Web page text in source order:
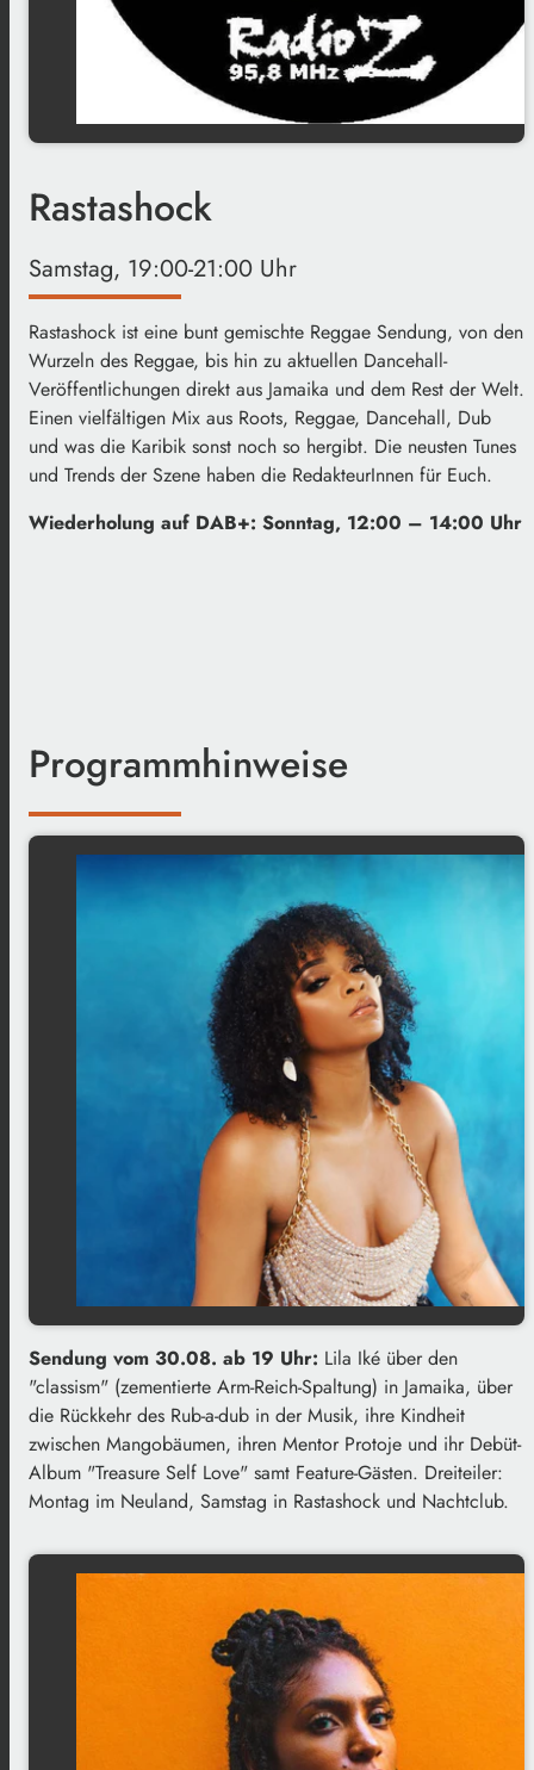
Rastashock
Samstag, 19:00-21:00 Uhr
Rastashock ist eine bunt gemischte Reggae Sendung, von den
Wurzeln des Reggae, bis hin zu aktuellen Dancehall-
Veröffentlichungen direkt aus Jamaika und dem Rest der Welt.
Einen vielfältigen Mix aus Roots, Reggae, Dancehall, Dub
und was die Karibik sonst noch so hergibt. Die neusten Tunes
und Trends der Szene haben die RedakteurInnen für Euch.
Wiederholung auf DAB+: Sonntag, 12:00 – 14:00 Uhr
Programmhinweise
Sendung vom 30.08. ab 19 Uhr: Lila Iké über den
"classism" (zementierte Arm-Reich-Spaltung) in Jamaika, über
die Rückkehr des Rub-a-dub in der Musik, ihre Kindheit
zwischen Mangobäumen, ihren Mentor Protoje und ihr Debüt-
Album "Treasure Self Love" samt Feature-Gästen. Dreiteiler:
Montag im Neuland, Samstag in Rastashock und Nachtclub.